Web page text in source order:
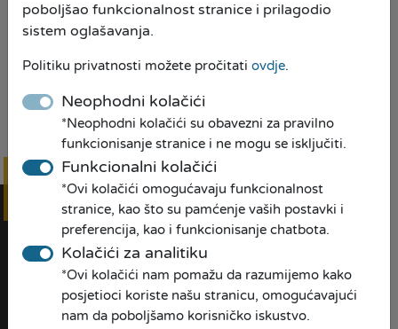
Preuzmi PDF
poboljšao funkcionalnost stranice i prilagodio
sistem oglašavanja.
Politiku privatnosti možete pročitati ovdje.
Neophodni kolačići
*Neophodni kolačići su obavezni za pravilno
funkcionisanje stranice i ne mogu se isključiti.
Funkcionalni kolačići
*Ovi kolačići omogućavaju funkcionalnost
stranice, kao što su pamćenje vaših postavki i
preferencija, kao i funkcionisanje chatbota.
Kolačići za analitiku
*Ovi kolačići nam pomažu da razumijemo kako
posjetioci koriste našu stranicu, omogućavajući
nam da poboljšamo korisničko iskustvo.